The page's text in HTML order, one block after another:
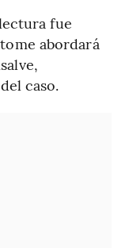
fue
abordará
caso.